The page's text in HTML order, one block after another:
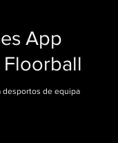
App
Floorball
desportos de equipa